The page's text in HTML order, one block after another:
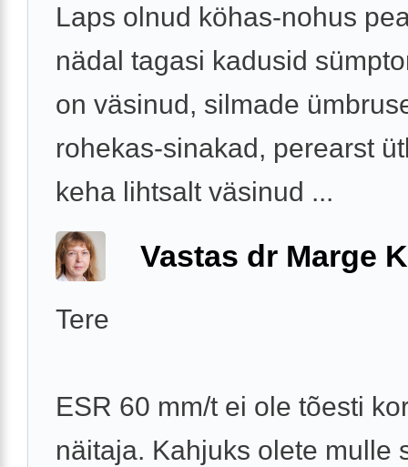
Laps olnud köhas-nohus
nädal tagasi kadusid
on väsinud, silmade
rohekas-sinakad, perearst
keha lihtsalt väsinud ...
Vastas dr Marge
Tere
ESR 60 mm/t ei ole tõesti
näitaja. Kahjuks olete mulle